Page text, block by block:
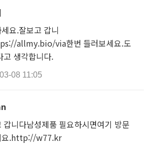
요.잘보고 갑니
allmy.bio/via한번 들러보세요.도
고 생각합니다.
08 11:05
갑니다남성제품 필요하시면여기 방문
요.http://w77.kr